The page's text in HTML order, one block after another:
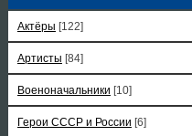
Актёры [122]
Артисты [84]
Военоначальники [10]
Герои СССР и России [6]